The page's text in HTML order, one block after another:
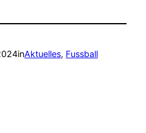
inAktuelles, Fussball